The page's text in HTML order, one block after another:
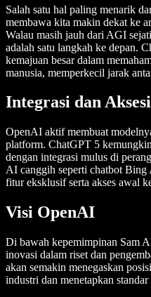
Salah satu hal paling menarik
membawa kita makin dekat ke
Walau masih jauh dari AGI
adalah satu langkah ke depan.
kemajuan besar dalam
manusia, memperkecil jarak
Integrasi dan
OpenAI aktif membuat
platform. ChatGPT 5
dengan integrasi mulus di
AI canggih seperti chatbot Bing
fitur eksklusif serta akses awal
Visi OpenAI
Di bawah kepemimpinan Sam
inovasi dalam riset dan
akan semakin menegaskan
industri dan menetapkan